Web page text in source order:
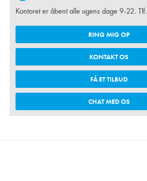
Kontoret er åbent alle ugens dage 9-22. Tlf.
RING MIG OP
KONTAKT OS
FÅ ET TILBUD
CHAT MED OS